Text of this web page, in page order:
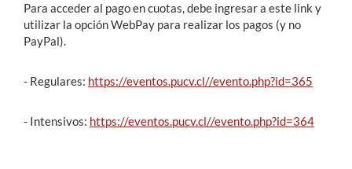
Para acceder al pago en cuotas, debe ingresar a este link y
utilizar la opción WebPay para realizar los pagos (y no
PayPal).
- Regulares: https://eventos.pucv.cl//evento.php?id=365
- Intensivos: https://eventos.pucv.cl//evento.php?id=364